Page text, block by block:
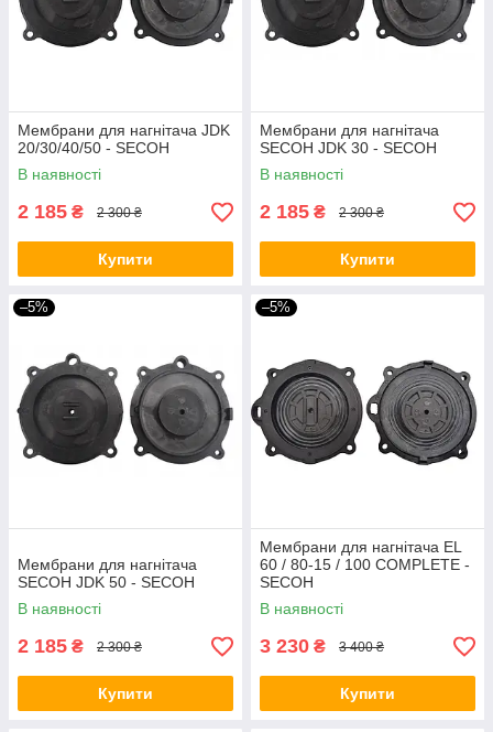
Мембрани для нагнітача JDK
20/30/40/50 - SECOH
В наявності
2 185 ₴ 2 300 ₴
Купити
Мембрани для нагнітача
SECOH JDK 30 - SECOH
В наявності
2 185 ₴ 2 300 ₴
Купити
–5%
Мембрани для нагнітача
SECOH JDK 50 - SECOH
В наявності
2 185 ₴ 2 300 ₴
Купити
–5%
Мембрани для нагнітача EL
60 / 80-15 / 100 COMPLETE -
SECOH
В наявності
3 230 ₴ 3 400 ₴
Купити